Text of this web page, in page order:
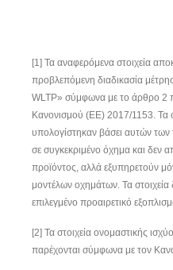
[1] Τα αναφερόμενα στοιχεία
προβλεπόμενη διαδικασία
WLTP» σύμφωνα με το άρθρο 2
Κανονισμού (ΕΕ) 2017/1153. Τα
υπολογίστηκαν βάσει αυτών των
σε συγκεκριμένο όχημα και δεν
προϊόντος, αλλά εξυπηρετούν
μοντέλων οχημάτων. Τα
επιλεγμένο προαιρετικό
[2] Τα στοιχεία ονομαστικής
παρέχονται σύμφωνα με τον